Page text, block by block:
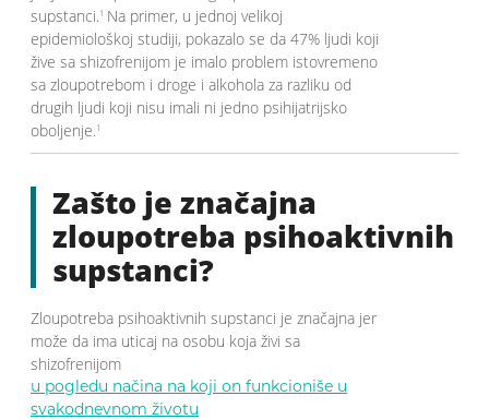
supstanci.1 Na primer, u jednoj velikoj
epidemiološkoj studiji, pokazalo se da 47% ljudi koji
žive sa shizofrenijom je imalo problem istovremeno
sa zloupotrebom i droge i alkohola za razliku od
drugih ljudi koji nisu imali ni jedno psihijatrijsko
oboljenje.1
Zašto je značajna
zloupotreba psihoaktivnih
supstanci?
Zloupotreba psihoaktivnih supstanci je značajna jer
može da ima uticaj na osobu koja živi sa
shizofrenijom
u pogledu načina na koji on funkcioniše u
svakodnevnom životu